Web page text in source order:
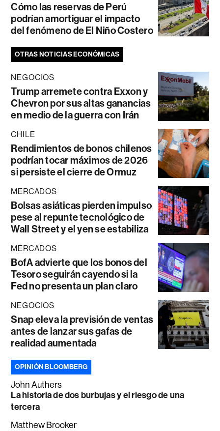
Cómo las reservas de Perú
podrían amortiguar el impacto
del fenómeno de El Niño Costero
OTRAS NOTICIAS ECONÓMICAS
NEGOCIOS
Trump arremete contra Exxon y
Chevron por sus altas ganancias
en medio de la guerra con Irán
CHILE
Rendimientos de bonos chilenos
podrían tocar máximos de 2026
si persiste el cierre de Ormuz
MERCADOS
Bolsas asiáticas pierden impulso
pese al repunte tecnológico de
Wall Street y el yen se estabiliza
MERCADOS
BofA advierte que los bonos del
Tesoro seguirán cayendo si la
Fed no presenta un plan claro
NEGOCIOS
Snap eleva la previsión de ventas
antes de lanzar sus gafas de
realidad aumentada
OPINIÓN BLOOMBERG
John Authers
La historia de dos burbujas y el riesgo de una
tercera
Matthew Brooker